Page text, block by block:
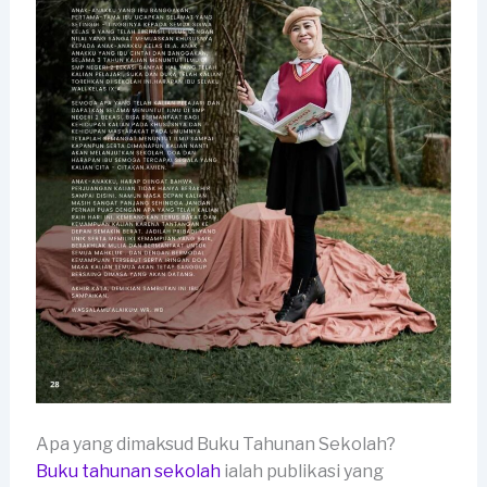
Apa yang dimaksud Buku Tahunan Sekolah?
Buku tahunan sekolahialah publikasi yang